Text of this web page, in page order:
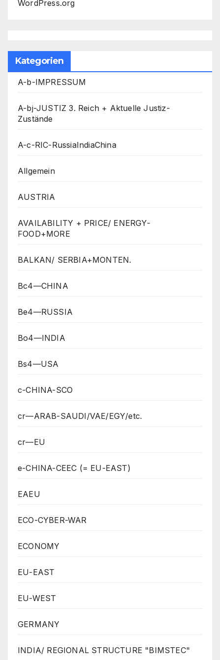
WordPress.org
Kategorien
A-b-IMPRESSUM
A-bj-JUSTIZ 3. Reich + Aktuelle Justiz-
Zustände
A-c-RIC-RussiaIndiaChina
Allgemein
AUSTRIA
AVAILABILITY + PRICE/ ENERGY-
FOOD+MORE
BALKAN/ SERBIA+MONTEN.
Bc4—CHINA
Be4—RUSSIA
Bo4—INDIA
Bs4—USA
c-CHINA-SCO
cr—ARAB-SAUDI/VAE/EGY/etc.
cr—EU
e-CHINA-CEEC (= EU-EAST)
EAEU
ECO-CYBER-WAR
ECONOMY
EU-EAST
EU-WEST
GERMANY
INDIA/ REGIONAL STRUCTURE "BIMSTEC"